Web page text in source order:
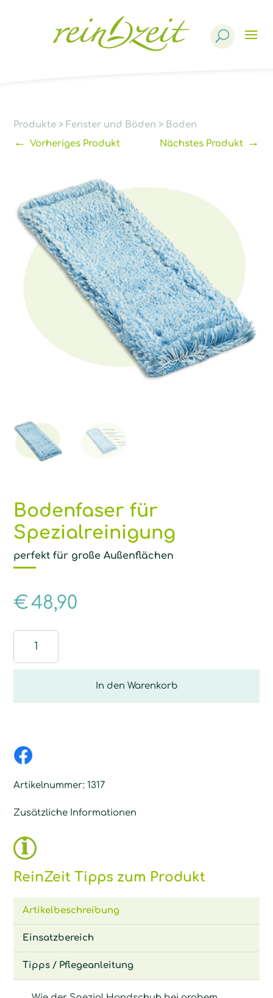
Produkte > Fenster und Böden > Boden
←Vorheriges Produkt Nächstes Produkt→
Bodenfaser für
Spezialreinigung
perfekt für große Außenflächen
€48,90
Spezialreinigung
In den Warenkorb
Artikelnummer:1317
Zusätzliche Informationen
ReinZeit Tipps zum Produkt
Artikelbeschreibung
Einsatzbereich
Tipps / Pflegeanleitung